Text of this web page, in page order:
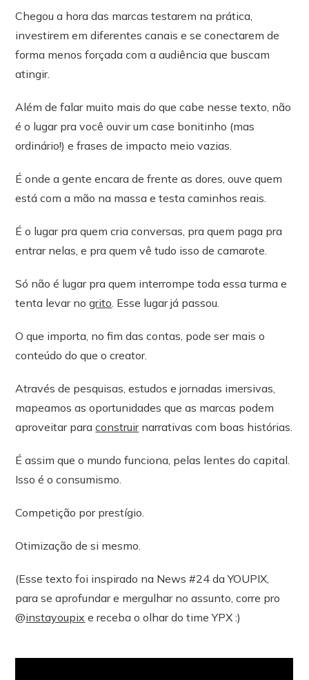
Chegou a hora das marcas testarem na prática,
investirem em diferentes canais e se conectarem de
forma menos forçada com a audiência que buscam
atingir.
Além de falar muito mais do que cabe nesse texto, não
é o lugar pra você ouvir um case bonitinho (mas
ordinário!) e frases de impacto meio vazias.
É onde a gente encara de frente as dores, ouve quem
está com a mão na massa e testa caminhos reais.
É o lugar pra quem cria conversas, pra quem paga pra
entrar nelas, e pra quem vê tudo isso de camarote.
Só não é lugar pra quem interrompe toda essa turma e
tenta levar nogrito. Esse lugar já passou.
O que importa, no fim das contas, pode ser mais o
conteúdo do que o creator.
Através de pesquisas, estudos e jornadas imersivas,
mapeamos as oportunidades que as marcas podem
aproveitar paraconstruirnarrativas com boas histórias.
É assim que o mundo funciona, pelas lentes do capital.
Isso é o consumismo.
Competição por prestígio.
Otimização de si mesmo.
(Esse texto foi inspirado na News #24 da YOUPIX,
para se aprofundar e mergulhar no assunto, corre pro
@instayoupix e receba o olhar do time YPX :)